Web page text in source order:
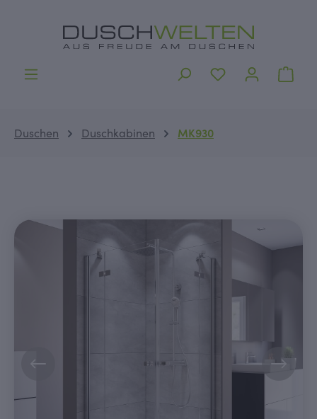
Duschen Duschkabinen MK930
Bildergalerie überspringen